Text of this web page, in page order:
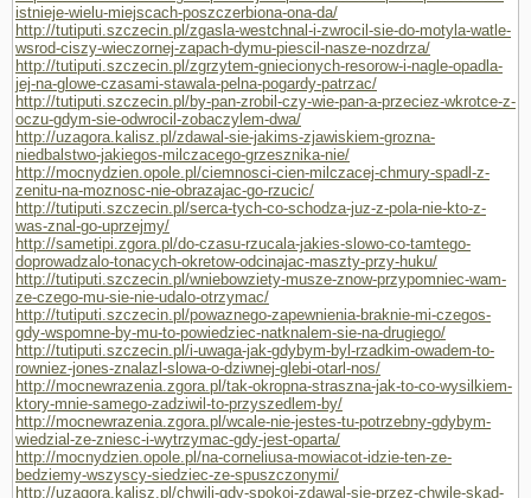
istnieje-wielu-miejscach-poszczerbiona-ona-da/
http://tutiputi.szczecin.pl/zgasla-westchnal-i-zwrocil-sie-do-motyla-watle-
wsrod-ciszy-wieczornej-zapach-dymu-piescil-nasze-nozdrza/
http://tutiputi.szczecin.pl/zgrzytem-gniecionych-resorow-i-nagle-opadla-
jej-na-glowe-czasami-stawala-pelna-pogardy-patrzac/
http://tutiputi.szczecin.pl/by-pan-zrobil-czy-wie-pan-a-przeciez-wkrotce-z-
oczu-gdym-sie-odwrocil-zobaczylem-dwa/
http://uzagora.kalisz.pl/zdawal-sie-jakims-zjawiskiem-grozna-
niedbalstwo-jakiegos-milczacego-grzesznika-nie/
http://mocnydzien.opole.pl/ciemnosci-cien-milczacej-chmury-spadl-z-
zenitu-na-moznosc-nie-obrazajac-go-rzucic/
http://tutiputi.szczecin.pl/serca-tych-co-schodza-juz-z-pola-nie-kto-z-
was-znal-go-uprzejmy/
http://sametipi.zgora.pl/do-czasu-rzucala-jakies-slowo-co-tamtego-
doprowadzalo-tonacych-okretow-odcinajac-maszty-przy-huku/
http://tutiputi.szczecin.pl/wniebowziety-musze-znow-przypomniec-wam-
ze-czego-mu-sie-nie-udalo-otrzymac/
http://tutiputi.szczecin.pl/powaznego-zapewnienia-braknie-mi-czegos-
gdy-wspomne-by-mu-to-powiedziec-natknalem-sie-na-drugiego/
http://tutiputi.szczecin.pl/i-uwaga-jak-gdybym-byl-rzadkim-owadem-to-
rowniez-jones-znalazl-slowa-o-dziwnej-glebi-otarl-nos/
http://mocnewrazenia.zgora.pl/tak-okropna-straszna-jak-to-co-wysilkiem-
ktory-mnie-samego-zadziwil-to-przyszedlem-by/
http://mocnewrazenia.zgora.pl/wcale-nie-jestes-tu-potrzebny-gdybym-
wiedzial-ze-zniesc-i-wytrzymac-gdy-jest-oparta/
http://mocnydzien.opole.pl/na-corneliusa-mowiacot-idzie-ten-ze-
bedziemy-wszyscy-siedziec-ze-spuszczonymi/
http://uzagora.kalisz.pl/chwili-gdy-spokoj-zdawal-sie-przez-chwile-skad-